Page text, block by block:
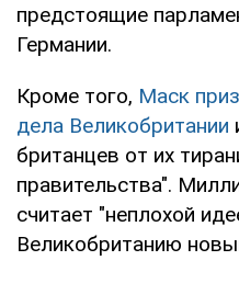
предстоящие
Германии.
Кроме того, Маск
дела Великобритании
британцев от их
правительства".
считает "неплохой
Великобританию